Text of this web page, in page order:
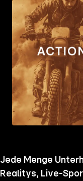
Jede Menge
Realitys, Live-